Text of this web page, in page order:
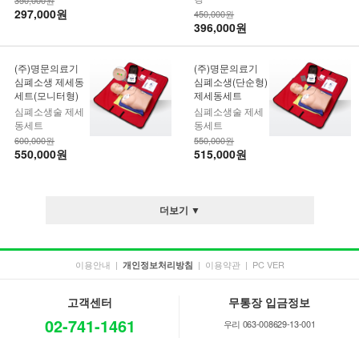
297,000원 450,000원
396,000원
(주)명문의료기
심폐소생 제세동
세트(모니터형)
심폐소생술 제세
동세트
600,000원
550,000원
(주)명문의료기
심폐소생(단순형)
제세동세트
심폐소생술 제세
동세트
550,000원
515,000원
더보기 ▼
이용안내 | 개인정보처리방침 | 이용약관 | PC VER
고객센터
02-741-1461
무통장 입금정보
우리 063-008629-13-001